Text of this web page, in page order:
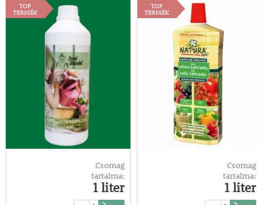
TOP
TERMÉK
Csomag
tartalma:
1 liter
TOP
TERMÉK
Csomag
tartalma:
1 liter